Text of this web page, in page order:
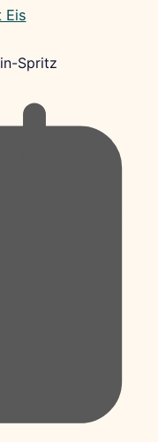
Spritz